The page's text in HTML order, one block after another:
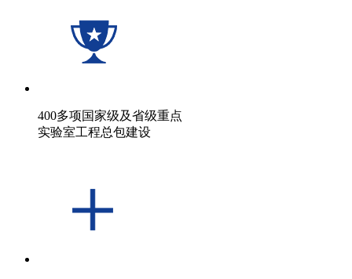
400多项国家级及省级重点
实验室工程总包建设